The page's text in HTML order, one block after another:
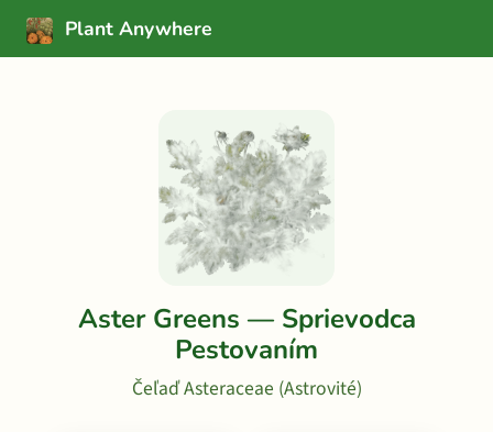
Plant Anywhere
Aster Greens — Sprievodca
Pestovaním
Čeľaď Asteraceae (Astrovité)